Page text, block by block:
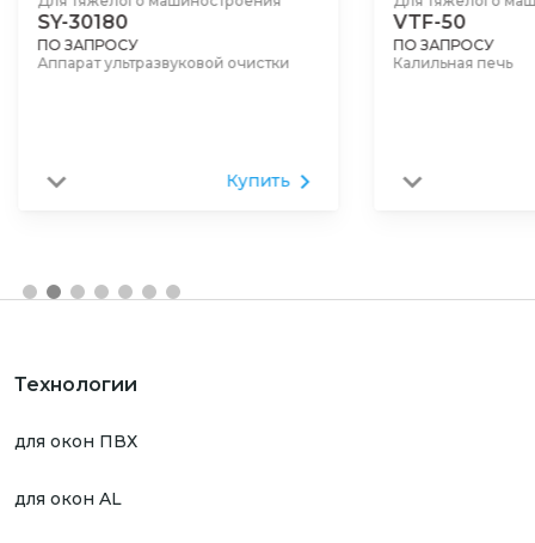
30180
ЗАПРОСУ
ультразвуковой очистки
Купить
VTF-50
ПО ЗАПРОСУ
Калильная печь
Технологии
для окон ПВХ
для окон AL